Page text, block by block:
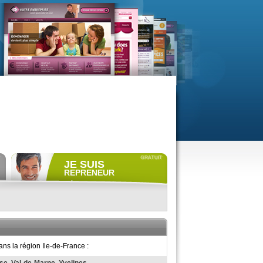
JE SUIS
REPRENEUR
Déposer gratuitementune
ACCÈS REPRENEUR
la région Ile-de-France :